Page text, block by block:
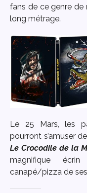
fans de ce genre de
long métrage.
Le 25 Mars, les
pourront s’amuser
Le Crocodile de la
magnifique
canapé/pizza de